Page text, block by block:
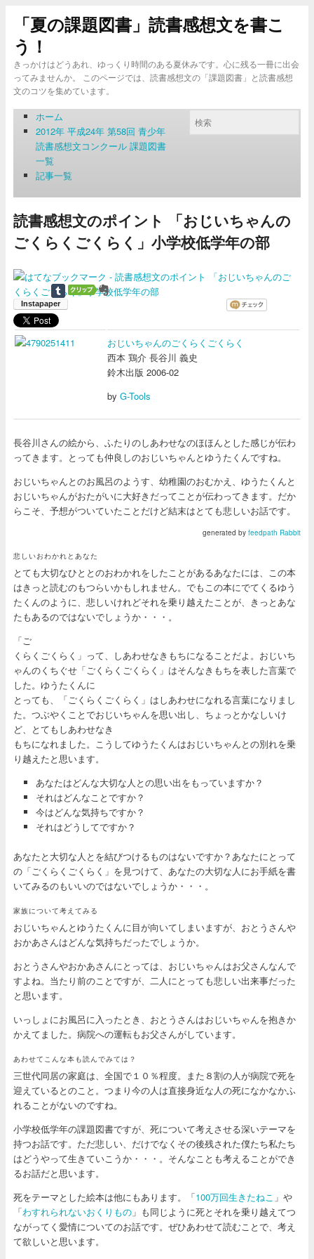
「夏の課題図書」読書感想文を書こ
う！
きっかけはどうあれ、ゆっくり時間のある夏休みです。心に残る一冊に出会
ってみませんか。 このページでは、読書感想文の「課題図書」と読書感想
文のコツを集めています。
ホーム
2012年 平成24年 第58回 青少年
読書感想文コンクール 課題図書
一覧
記事一覧
読書感想文のポイント 「おじいちゃんの
ごくらくごくらく」小学校低学年の部
おじいちゃんのごくらくごくらく
西本 鶏介 長谷川 義史
鈴木出版 2006-02
by G-Tools
長谷川さんの絵から、ふたりのしあわせなのほほんとした感じが伝わ
ってきます。とっても仲良しのおじいちゃんとゆうたくんですね。
おじいちゃんとのお風呂のようす、幼稚園のおむかえ、ゆうたくんと
おじいちゃんがおたがいに大好きだってことが伝わってきます。だか
らこそ、予想がついていたことだけど結末はとても悲しいお話です。
generated byfeedpath Rabbit
悲しいおわかれとあなた
とても大切なひととのおわかれをしたことがあるあなたには、この本
はきっと読むのもつらいかもしれません。でもこの本にでてくるゆう
たくんのように、悲しいけれどそれを乗り越えたことが、きっとあな
たもあるのではないでしょうか・・・。
「ご
くらくごくらく」って、しあわせなきもちになることだよ。おじいち
ゃんのくちぐせ「ごくらくごくらく」はそんなきもちを表した言葉で
した。ゆうたくんに
とっても、「ごくらくごくらく」はしあわせになれる言葉になりまし
た。つぶやくことでおじいちゃんを思い出し、ちょっとかなしいけ
ど、とてもしあわせなき
もちになれました。こうしてゆうたくんはおじいちゃんとの別れを乗
り越えたと思います。
あなたはどんな大切な人との思い出をもっていますか？
それはどんなことですか？
今はどんな気持ちですか？
それはどうしてですか？
あなたと大切な人とを結びつけるものはないですか？あなたにとって
の「ごくらくごくらく」を見つけて、あなたの大切な人にお手紙を書
いてみるのもいいのではないでしょうか・・・。
家族について考えてみる
おじいちゃんとゆうたくんに目が向いてしまいますが、おとうさんや
おかあさんはどんな気持ちだったでしょうか。
おとうさんやおかあさんにとっては、おじいちゃんはお父さんなんで
すよね。当たり前のことですが、二人にとっても悲しい出来事だった
と思います。
いっしょにお風呂に入ったとき、おとうさんはおじいちゃんを抱きか
かえてました。病院への運転もお父さんがしています。
あわせてこんな本も読んでみては？
三世代同居の家庭は、全国で１０％程度。また８割の人が病院で死を
迎えているとのこと。つまり今の人は直接身近な人の死になかなかふ
れることがないのですね。
小学校低学年の課題図書ですが、死について考えさせる深いテーマを
持つお話です。ただ悲しい、だけでなくその後残された僕たち私たち
はどうやって生きていこうか・・・。そんなことも考えることができ
るお話だと思います。
死をテーマとした絵本は他にもあります。「100万回生きたねこ 」や
「わすれられないおくりもの」も同じように死とそれを乗り越えてつ
ながってく愛情についてのお話です。ぜひあわせて読むことで、考え
て欲しいと思います。